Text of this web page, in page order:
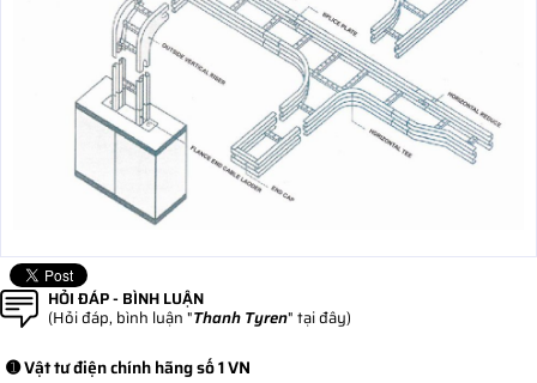
HỎI ĐÁP - BÌNH LUẬN
(Hỏi đáp, bình luận "Thanh Tyren" tại đây)
➊ Vật tư điện chính hãng số 1 VN